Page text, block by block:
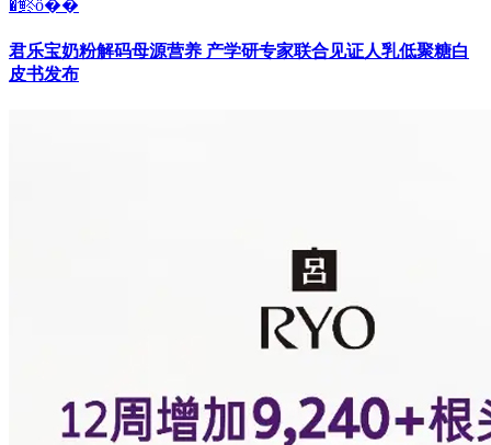
�鿴ȫ��
君乐宝奶粉解码母源营养 产学研专家联合见证人乳低聚糖白
皮书发布